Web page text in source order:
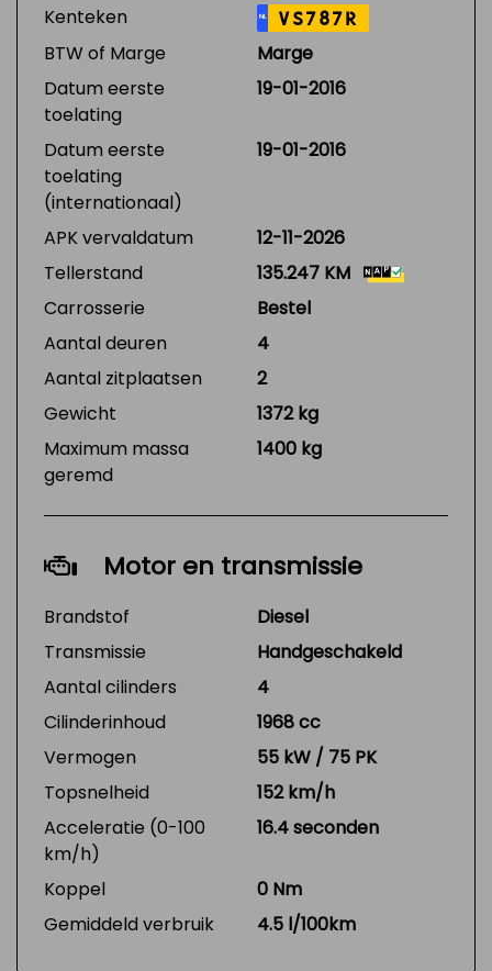
Kenteken NL VS787R
BTW of Marge
Marge
Datum eerste
toelating
19-01-2016
Datum eerste
toelating
(internationaal)
19-01-2016
APK vervaldatum
12-11-2026
Tellerstand
135.247 KM
Carrosserie
Bestel
Aantal deuren
4
Aantal zitplaatsen
2
Gewicht
1372 kg
Maximum massa
geremd
1400 kg
Motor en transmissie
Brandstof
Diesel
Transmissie
Handgeschakeld
Aantal cilinders
4
Cilinderinhoud
1968 cc
Vermogen
55 kW / 75 PK
Topsnelheid
152 km/h
Acceleratie (0-100
km/h)
16.4 seconden
Koppel
0 Nm
Gemiddeld verbruik
4.5 l/100km